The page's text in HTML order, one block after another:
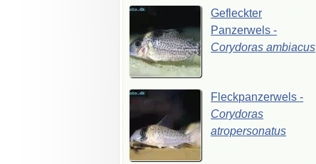
Gefleckter
Panzerwels-
Corydorasambiacus
Fleckpanzerwels-
Corydoras
atropersonatus